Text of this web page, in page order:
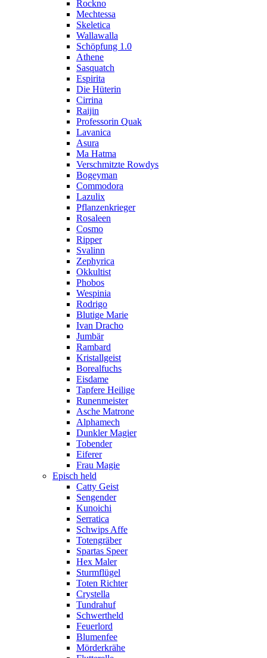
Rockno
Mechtessa
Skeletica
Wallawalla
Schöpfung 1.0
Athene
Sasquatch
Espirita
Die Hüterin
Cirrina
Raijin
Professorin Quak
Lavanica
Asura
Ma Hatma
Verschmitzte Rowdys
Bogeyman
Commodora
Lazulix
Pflanzenkrieger
Rosaleen
Cosmo
Ripper
Svalinn
Zephyrica
Okkultist
Phobos
Wespinia
Rodrigo
Blutige Marie
Ivan Dracho
Jumbär
Rambard
Kristallgeist
Borealfuchs
Eisdame
Tapfere Heilige
Runenmeister
Asche Matrone
Alphamech
Dunkler Magier
Tobender
Eiferer
Frau Magie
Episch held
Catty Geist
Sengender
Kunoichi
Serratica
Schwips Affe
Totengräber
Spartas Speer
Hex Maler
Sturmflügel
Toten Richter
Crystella
Tundrahuf
Schwertheld
Feuerlord
Blumenfee
Mörderkrähe